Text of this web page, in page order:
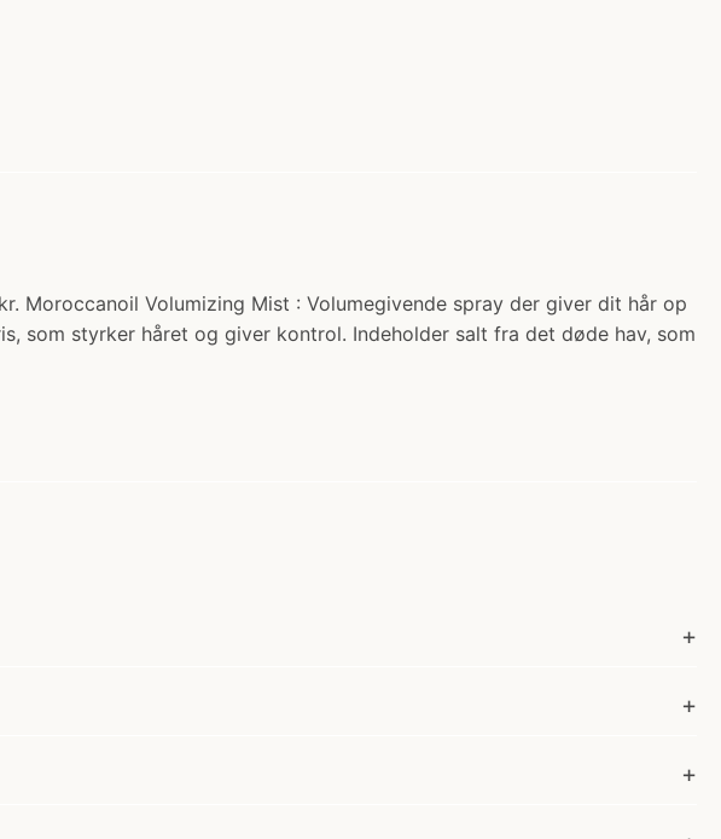
Moroccanoil Volumizing Mist : Volumegivende spray der giver dit hår op
som styrker håret og giver kontrol. Indeholder salt fra det døde hav, som